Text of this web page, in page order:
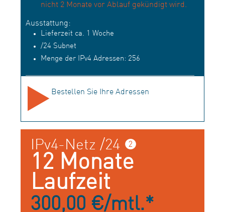
nicht 2 Monate vor Ablauf gekündigt wird.
Ausstattung:
Lieferzeit ca. 1 Woche
/24 Subnet
Menge der IPv4 Adressen: 256
Bestellen Sie Ihre Adressen
IPv4-Netz /24 ❷
12 Monate
Laufzeit
300,00 €/mtl.*